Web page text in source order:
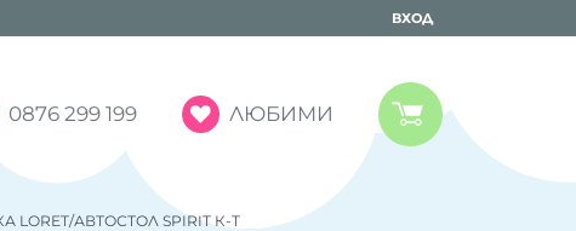
ВХОД
0876 299 199 ЛЮБИМИ
АВТОСТОЛ SPIRIT К-Т